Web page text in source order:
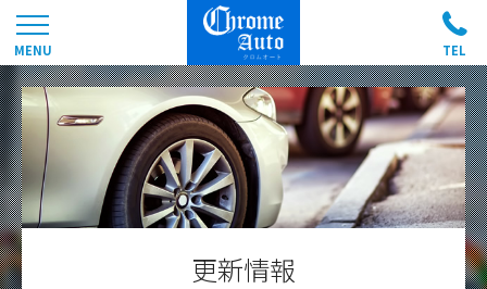
更新情報